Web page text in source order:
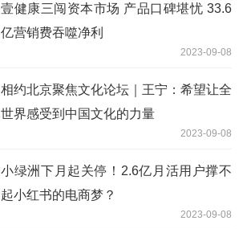
壹健康三闯资本市场 产品口碑堪忧 33.6
亿营销费吞噬净利
2023-09-08
相约北京聚焦文化论坛｜王宁：希望让全
世界感受到中国文化的力量
2023-09-08
小绿洲下月起关停！2.6亿月活用户撑不
起小红书的电商梦？
2023-09-08